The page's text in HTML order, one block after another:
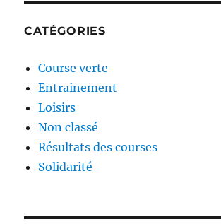
CATÉGORIES
Course verte
Entrainement
Loisirs
Non classé
Résultats des courses
Solidarité